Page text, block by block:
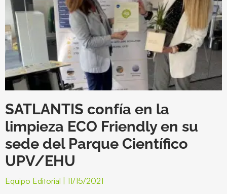
SATLANTIS confía en la
limpieza ECO Friendly en su
sede del Parque Científico
UPV/EHU
Equipo Editorial 11/15/2021